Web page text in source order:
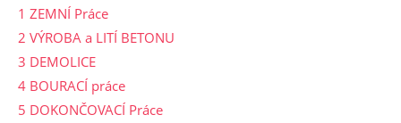
1 ZEMNÍ Práce
2 VÝROBA a LITÍ BETONU
3 DEMOLICE
4 BOURACÍ práce
5 DOKONČOVACÍ Práce